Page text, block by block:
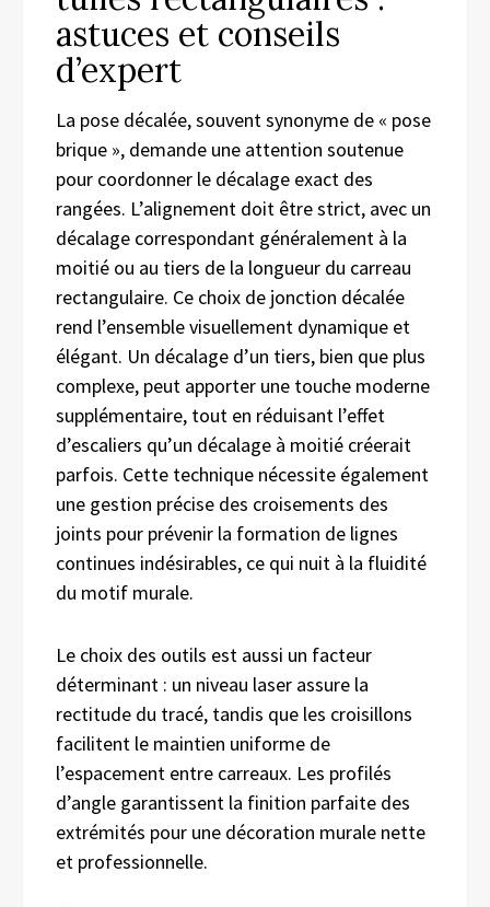
astuces et conseils
d’expert
La pose décalée, souvent synonyme de « pose
brique », demande une attention soutenue
pour coordonner le décalage exact des
rangées. L’alignement doit être strict, avec un
décalage correspondant généralement à la
moitié ou au tiers de la longueur du carreau
rectangulaire. Ce choix de jonction décalée
rend l’ensemble visuellement dynamique et
élégant. Un décalage d’un tiers, bien que plus
complexe, peut apporter une touche moderne
supplémentaire, tout en réduisant l’effet
d’escaliers qu’un décalage à moitié créerait
parfois. Cette technique nécessite également
une gestion précise des croisements des
joints pour prévenir la formation de lignes
continues indésirables, ce qui nuit à la fluidité
du motif murale.
Le choix des outils est aussi un facteur
déterminant : un niveau laser assure la
rectitude du tracé, tandis que les croisillons
facilitent le maintien uniforme de
l’espacement entre carreaux. Les profilés
d’angle garantissent la finition parfaite des
extrémités pour une décoration murale nette
et professionnelle.